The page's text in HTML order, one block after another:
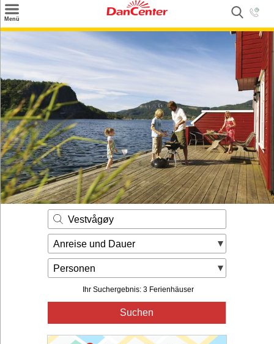
Menü
Weitere Urlaubsziele
Angebote
Inspiration
Kontakt
Gut zu wissen
Login
Vestvågøy
Anreise und Dauer
Personen
Ihr Suchergebnis: 3 Ferienhäuser
Suchen